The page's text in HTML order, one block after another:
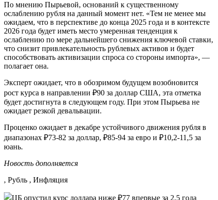
По мнению Пырьевой, оснований к существенному
ослаблению рубля на данный момент нет. «Тем не менее мы
ожидаем, что в перспективе до конца 2025 года и в контексте
2026 года будет иметь место умеренная тенденция к
ослаблению по мере дальнейшего снижения ключевой ставки,
что снизит привлекательность рублевых активов и будет
способствовать активизации спроса со стороны импорта», —
полагает она.
Эксперт ожидает, что в обозримом будущем возобновится
рост курса в направлении ₽90 за доллар США, эта отметка
будет достигнута в следующем году. При этом Пырьева не
ожидает резкой девальвации.
Проценко ожидает в декабре устойчивого движения рубля в
диапазонах ₽73-82 за доллар, ₽85-94 за евро и ₽10,2-11,5 за
юань.
Новость дополняется
, Рубль , Инфляция